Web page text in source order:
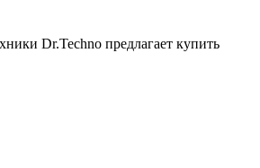
Dr.Techno предлагает купить